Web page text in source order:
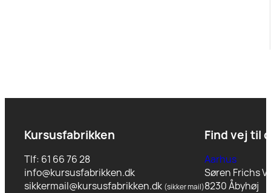
Kursusfabrikken
Tlf: 61 66 76 28
info@kursusfabrikken.dk
sikkermail@kursusfabrikken.dk (sikker mail)
Find vej til
Aarhus
Søren Frichs
8230 Åbyhøj